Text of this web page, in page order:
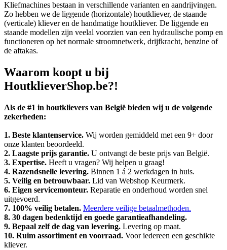
Kliefmachines bestaan in verschillende varianten en aandrijvingen.
Zo hebben we de liggende (horizontale) houtkliever, de staande
(verticale) kliever en de handmatige houtkliever. De liggende en
staande modellen zijn veelal voorzien van een hydraulische pomp en
functioneren op het normale stroomnetwerk, drijfkracht, benzine of
de aftakas.
Waarom koopt u bij
HoutklieverShop.be?!
Als de #1 in houtklievers van België bieden wij u de volgende
zekerheden:
1. Beste klantenservice. Wij worden gemiddeld met een 9+ door
onze klanten beoordeeld.
2. Laagste prijs garantie. U ontvangt de beste prijs van België.
3. Expertise. Heeft u vragen? Wij helpen u graag!
4. Razendsnelle levering. Binnen 1 á 2 werkdagen in huis.
5. Veilig en betrouwbaar. Lid van Webshop Keurmerk.
6. Eigen servicemonteur. Reparatie en onderhoud worden snel
uitgevoerd.
7. 100% veilig betalen. Meerdere veilige betaalmethoden.
8. 30 dagen bedenktijd en goede garantieafhandeling.
9. Bepaal zelf de dag van levering. Levering op maat.
10. Ruim assortiment en voorraad. Voor iedereen een geschikte
kliever.